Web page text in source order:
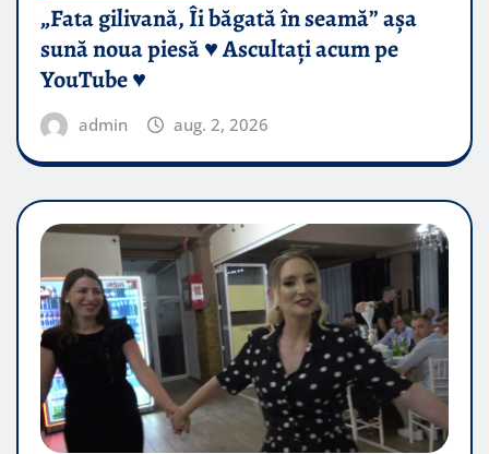
„Fata gilivană, Îi băgată în seamă” așa
sună noua piesă ♥️ Ascultați acum pe
YouTube ♥️
admin aug. 2, 2026